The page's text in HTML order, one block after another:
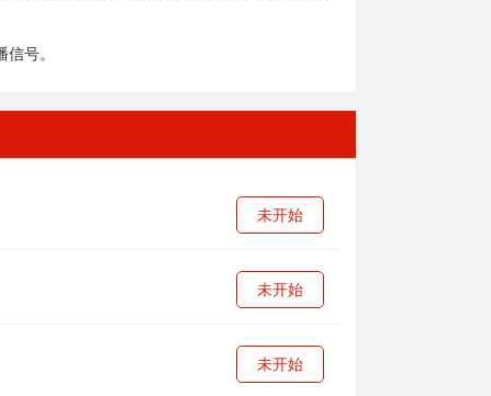
号。
未开始
未开始
未开始